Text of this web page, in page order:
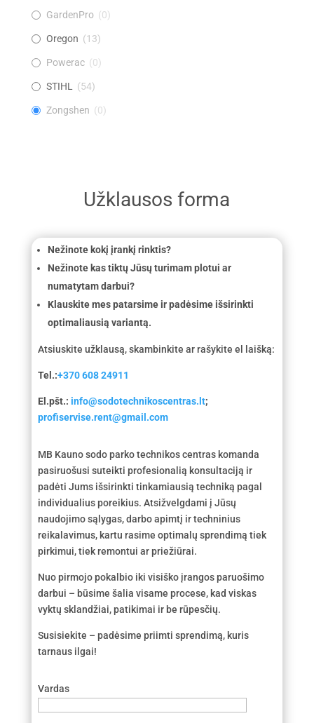
GardenPro (0)
Oregon (13)
Powerac (0)
STIHL (54)
Zongshen (0)
Užklausos forma
Nežinote kokį įrankį rinktis?
Nežinote kas tiktų Jūsų turimam plotui ar
numatytam darbui?
Klauskite mes patarsime ir padėsime išsirinkti
optimaliausią variantą.
Atsiuskite užklausą, skambinkite ar rašykite el laišką:
Tel.:+370 608 24911
El.pšt.: info@sodotechnikoscentras.lt;
profiservise.rent@gmail.com
MB Kauno sodo parko technikos centras komanda
pasiruošusi suteikti profesionalią konsultaciją ir
padėti Jums išsirinkti tinkamiausią techniką pagal
individualius poreikius. Atsižvelgdami į Jūsų
naudojimo sąlygas, darbo apimtį ir techninius
reikalavimus, kartu rasime optimalų sprendimą tiek
pirkimui, tiek remontui ar priežiūrai.
Nuo pirmojo pokalbio iki visiško įrangos paruošimo
darbui – būsime šalia visame procese, kad viskas
vyktų sklandžiai, patikimai ir be rūpesčių.
Susisiekite – padėsime priimti sprendimą, kuris
tarnaus ilgai!
Vardas